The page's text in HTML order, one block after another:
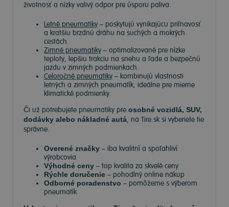
životnosť a nízky valivý odpor pre úsporu paliva.
Letné pneumatiky – poskytujú vynikajúcu priľnavosť
a kratšiu brzdnú dráhu na suchých a mokrých
cestách.
Zimné pneumatiky – optimalizované pre nízke
teploty, lepšiu trakciu na snehu a ľade a bezpečnú
jazdu v zimných podmienkach.
Celoročné pneumatiky – kombinujú vlastnosti
letných a zimných pneumatík, ideálne pre mierne
klimatické podmienky.
Či už potrebujete pneumatiky pre osobné vozidlá, SUV,
dodávky alebo nákladné autá, na Tire.sk si vyberiete tie
správne.
Overené značky – iba kvalitní a spoľahliví
výrobcovia
Výhodné ceny – top kvalita za skvelé ceny
Rýchle doručenie – pohodlný online nákup
Odborné poradenstvo – pomôžeme s výberom
pneumatík